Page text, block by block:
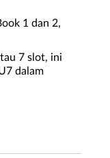
1 dan 2,
7 slot, ini
dalam